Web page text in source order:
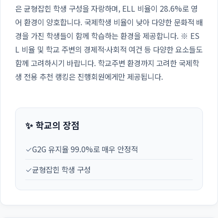
은 균형잡힌 학생 구성을 자랑하며, ELL 비율이 28.6%로 영
어 환경이 양호합니다. 국제학생 비율이 낮아 다양한 문화적 배
경을 가진 학생들이 함께 학습하는 환경을 제공합니다. ※ ES
L 비율 및 학교 주변의 경제적·사회적 여건 등 다양한 요소들도
함께 고려하시기 바랍니다. 학교주변 환경까지 고려한 국제학
생 전용 추천 랭킹은 진행회원에게만 제공됩니다.
✨ 학교의 장점
✓G2G 유지율 99.0%로 매우 안정적
✓균형잡힌 학생 구성